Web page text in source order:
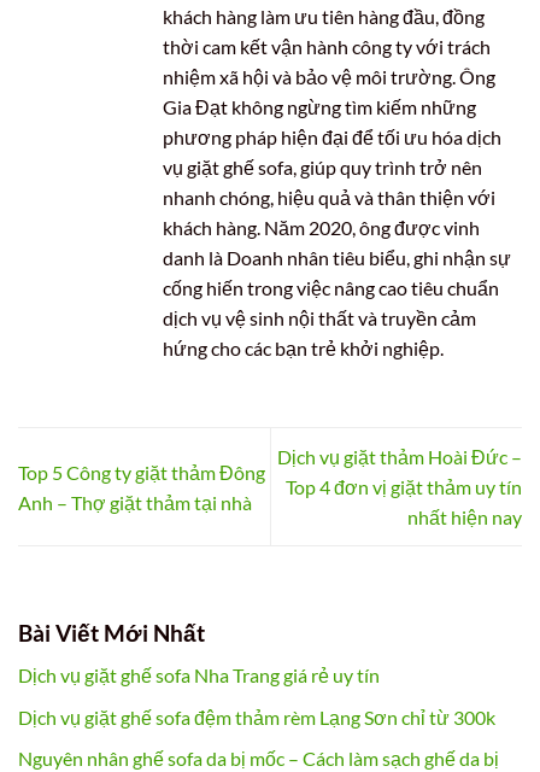
khách hàng làm ưu tiên hàng đầu, đồng
thời cam kết vận hành công ty với trách
nhiệm xã hội và bảo vệ môi trường. Ông
Gia Đạt không ngừng tìm kiếm những
phương pháp hiện đại để tối ưu hóa dịch
vụ giặt ghế sofa, giúp quy trình trở nên
nhanh chóng, hiệu quả và thân thiện với
khách hàng. Năm 2020, ông được vinh
danh là Doanh nhân tiêu biểu, ghi nhận sự
cống hiến trong việc nâng cao tiêu chuẩn
dịch vụ vệ sinh nội thất và truyền cảm
hứng cho các bạn trẻ khởi nghiệp.
Top 5 Công ty giặt thảm Đông
Anh – Thợ giặt thảm tại nhà
Dịch vụ giặt thảm Hoài Đức –
Top 4 đơn vị giặt thảm uy tín
nhất hiện nay
Bài Viết Mới Nhất
Dịch vụ giặt ghế sofa Nha Trang giá rẻ uy tín
Dịch vụ giặt ghế sofa đệm thảm rèm Lạng Sơn chỉ từ 300k
Nguyên nhân ghế sofa da bị mốc – Cách làm sạch ghế da bị